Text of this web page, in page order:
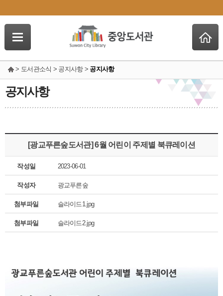
> 도서관소식 > 공지사항 > 공지사항
공지사항
[광교푸른숲도서관] 6월 어린이 주제별 북큐레이션
작성일 2023-06-01
작성자 광교푸른숲
첨부파일 슬라이드1.jpg
첨부파일 슬라이드2.jpg